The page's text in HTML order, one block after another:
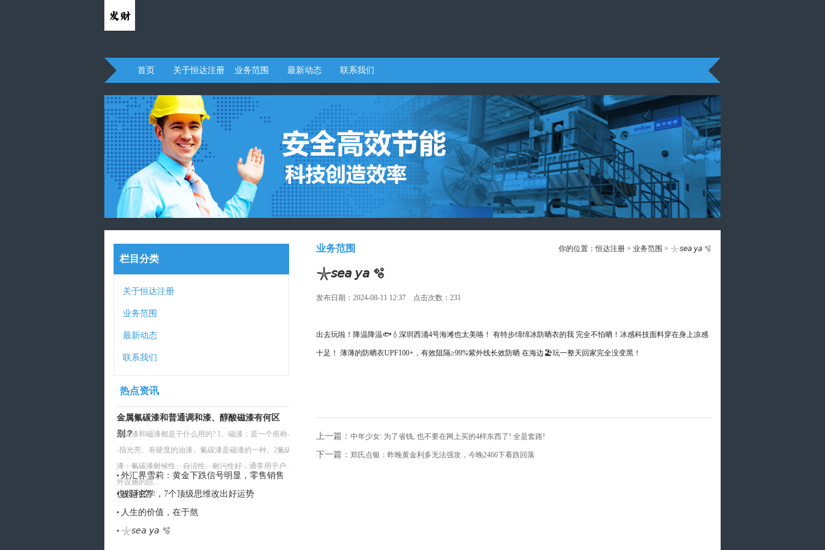
首页 关于恒达注册 业务范围 最新动态 联系我们
栏目分类
关于恒达注册
业务范围
最新动态
联系我们
热点资讯
金属氟碳漆和普通调和漆、醇酸磁漆有何区
别？
氟碳漆和磁漆都是干什么用的? 1、磁漆：是一个俗称--
-指光亮、有硬度的油漆。氟碳漆是磁漆的一种。2氟碳
漆：氟碳漆耐候性、自洁性、耐污性好，通常用于户
外设施的防...
• 外汇界雪莉：黄金下跌信号明显，零售销售
也得利空
•改运玄学，7个顶级思维改出好运势
• 人生的价值，在于熬
• 𓇼𝘴𝘦𝘢 𝘺𝘢 🫧
业务范围 你的位置：恒达注册 > 业务范围 > 𓇼𝘴𝘦𝘢 𝘺𝘢 🫧
𓇼𝘴𝘦𝘢 𝘺𝘢 🫧
发布日期：2024-08-11 12:37 点击次数：231
出去玩啦！降温降温🐟💧深圳西涌4号海滩也太美咯！ 有特步绵绵冰防晒衣的我 完全不怕晒！冰感科技面料穿在身上凉感
十足！ 薄薄的防晒衣UPF100+，有效阻隔≥99%紫外线长效防晒 在海边🏖玩一整天回家完全没变黑！
上一篇： 中年少女: 为了省钱, 也不要在网上买的4样东西了! 全是套路!
下一篇： 郑氏点银：昨晚黄金利多无法强攻，今晚2466下看跌回落